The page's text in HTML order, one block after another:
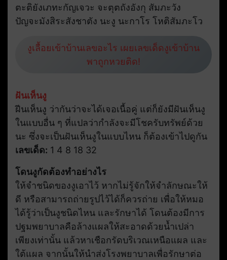
ตะติยังเภทะกัญเจวะ จะตุตถังอังกุ สัมภะวัง
ปัญจะมังสิระสังชาตัง นะงู นะกาโร โหติสัมภะโว
งูเลื้อยเข้าบ้านเลขอะไร เผยเลขเด็ดงูเข้าบ้าน
พาถูกหวยติด!
ฝันเห็นงู
ฝีนเห็นงู ว่ากันว่าจะได้เจอเนื้อคู่ แต่ก็ยังมีฝันเห็นงู
ในแบบอื่น ๆ ที่แปลว่ากำลังจะมีโชครับทรัพย์ด้วย
นะ ซึ่งจะเป็นฝันเห็นงูในแบบไหน ก็ต้องเข้าไปดูกัน
เลขเด็ด: 1 4 8 18 32
โดนงูกัดต้องทำอย่างไร
ให้จำชนิดของงูเอาไว้ หากไม่รู้จักให้จำลักษณะให้
ดี หรือสามารถถ่ายรูปไว้ได้ก็ควรถ่าย เพื่อให้หมอ
ได้รู้ว่าเป็นงูชนิดไหน และรักษาได้ โดนต้องมีการ
ปฐมพยาบาลคือล้างแผลให้สะอาดด้วยน้ำเปล่า
เพียงเท่านั้น แล้วหาเชือกรัดบริเวณเหนือแผล และ
ใต้แผล จากนั้นให้นำส่งโรงพยาบาลเพื่อรักษาต่อ